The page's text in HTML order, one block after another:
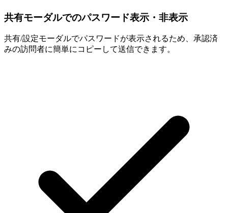
共有モーダルでのパスワード表示・非表示
共有/設定モーダルでパスワードが表示されるため、承認済
みの訪問者に簡単にコピーして送信できます。